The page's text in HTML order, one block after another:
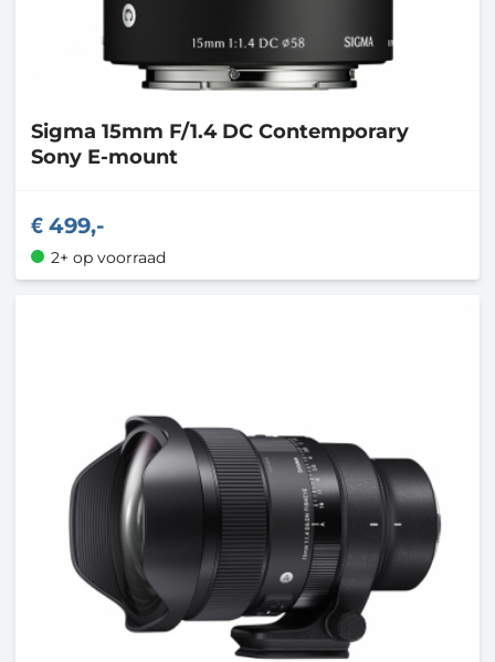
Sigma 15mm F/1.4 DC Contemporary
Sony E-mount
499,-
2+ op voorraad